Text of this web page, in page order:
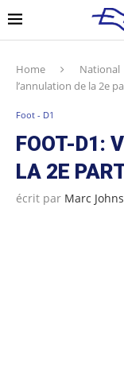
Home National
l’annulation de la 2e
Foot - D1
FOOT-D1:
LA 2E
écrit par Marc